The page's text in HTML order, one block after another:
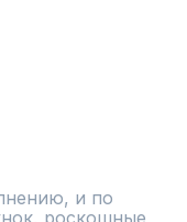
и по
роскошные